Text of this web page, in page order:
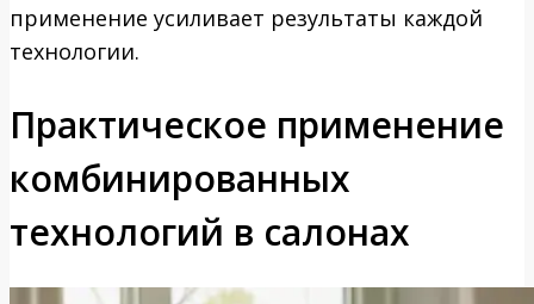
применение усиливает результаты каждой
технологии.
Практическое применение
комбинированных
технологий в салонах